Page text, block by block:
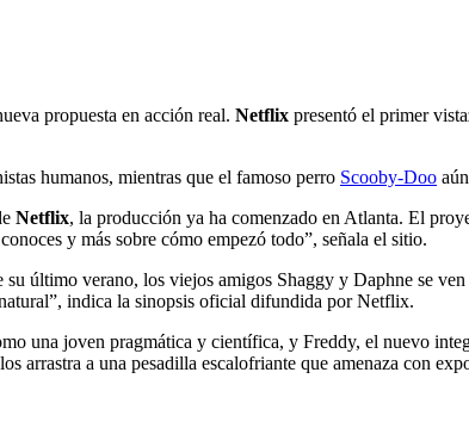
propuesta en acción real. Netflix presentó el primer
humanos, mientras que el famoso perro Scooby-Doo
Netflix, la producción ya ha comenzado en Atlanta. El
y más sobre cómo empezó todo”, señala el sitio.
su último verano, los viejos amigos Shaggy y Daphne se
indica la sinopsis oficial difundida por Netflix.
una joven pragmática y científica, y Freddy, el nuevo
arrastra a una pesadilla escalofriante que amenaza con